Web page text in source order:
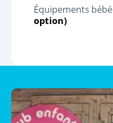
Équipements bébé
option)